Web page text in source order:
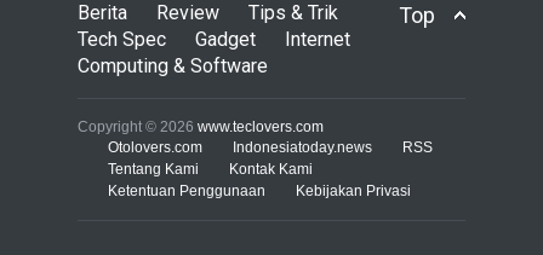
TECH SPEC 8 Januari 2017
serangan siber 2017 kian
gencar
COMPUTING & SOFTWARE
7 Januari 2017
Top
Berita Review
Tips & Trik
Tech Spec
Gadget
Internet
Computing & Software
Copyright © 2026 www.teclovers.com
Otolovers.com
Indonesiatoday.news
RSS
Tentang Kami
Kontak Kami
Ketentuan Penggunaan
Kebijakan Privasi